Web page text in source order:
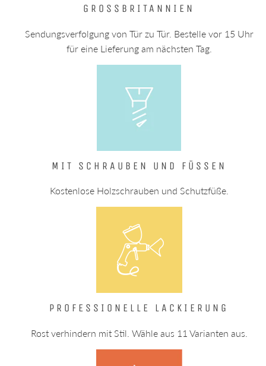
GROSSBRITANNIEN
Sendungsverfolgung von Tür zu Tür. Bestelle vor 15 Uhr
für eine Lieferung am nächsten Tag.
MIT SCHRAUBEN UND FÜSSEN
Kostenlose Holzschrauben und Schutzfüße.
PROFESSIONELLE LACKIERUNG
Rost verhindern mit Stil. Wähle aus 11 Varianten aus.